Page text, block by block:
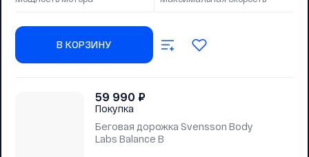
В КОРЗИНУ
59 990 ₽
Покупка
Беговая дорожка Svensson Body
Labs Balance B